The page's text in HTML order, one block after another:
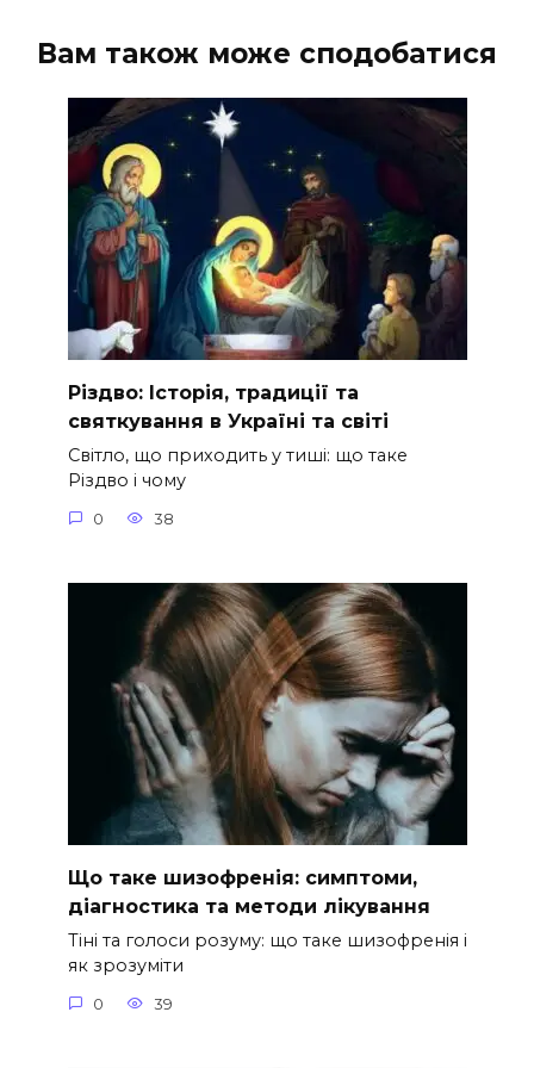
Вам також може сподобатися
Різдво: Історія, традиції та
святкування в Україні та світі
Світло, що приходить у тиші: що таке
Різдво і чому
0 38
Що таке шизофренія: симптоми,
діагностика та методи лікування
Тіні та голоси розуму: що таке шизофренія і
як зрозуміти
0 39